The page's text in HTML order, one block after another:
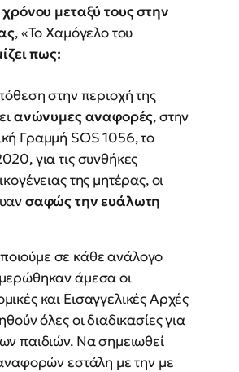
μεταξύ τους στην
, «Το Χαμόγελο του
πως:
στην περιοχή της
ανώνυμες αναφορές, στην
Γραμμή SOS 1056, το
για τις συνθήκες
της μητέρας, οι
σαφώς την ευάλωτη
σε κάθε ανάλογο
άμεσα οι
και Εισαγγελικές Αρχές
όλες οι διαδικασίες για
παιδιών. Να σημειωθεί
εστάλη με την με